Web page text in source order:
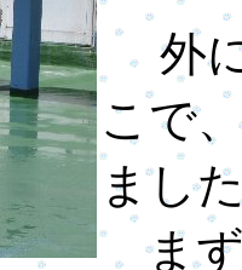
外に
こで
まし
まず